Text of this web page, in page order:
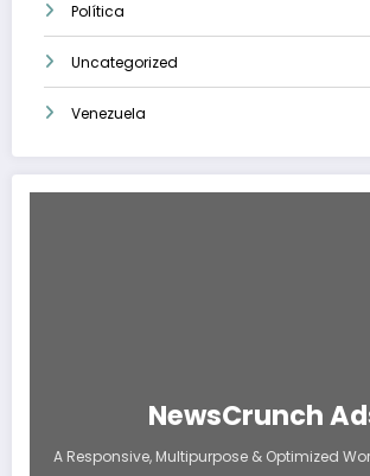
Política
Uncategorized
Venezuela
NewsCrunch
A Responsive, Multipurpose & Optimized